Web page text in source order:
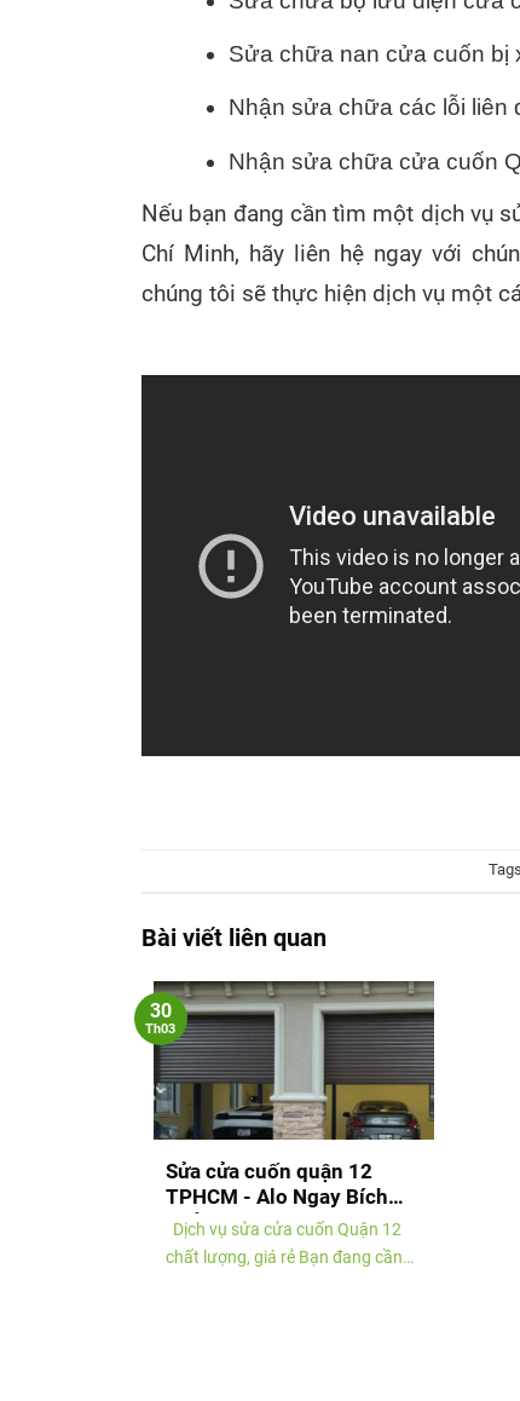
Sửa chữa nan cửa cuốn bị
Nhận sửa chữa các lỗi liên
Nhận sửa chữa cửa cuốn
Nếu bạn đang cần tìm một dịch vụ
Chí Minh, hãy liên hệ ngay với
chúng tôi sẽ thực hiện dịch vụ một
Bài viết liên quan
Sửa cửa cuốn quận 12
TPHCM - Alo Ngay Bích
Thủy
Dịch vụ sửa cửa cuốn Quận 12
chất lượng, giá rẻ Bạn đang cần
30
Th03